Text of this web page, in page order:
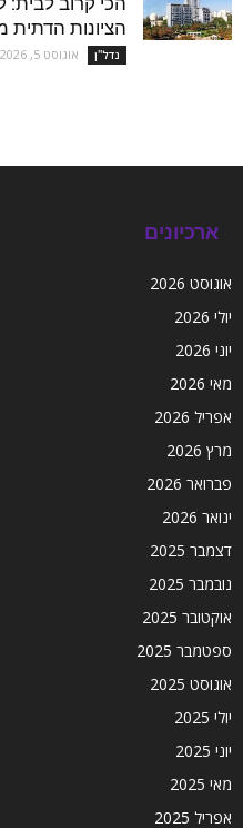
הציונות הדתית
נדל''ן אוגוסט 5, 2026
ארכיונים
אוגוסט 2026
יולי 2026
יוני 2026
מאי 2026
אפריל 2026
מרץ 2026
פברואר 2026
ינואר 2026
דצמבר 2025
נובמבר 2025
אוקטובר 2025
ספטמבר 2025
אוגוסט 2025
יולי 2025
יוני 2025
מאי 2025
אפריל 2025